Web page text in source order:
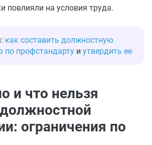
повлияли на условия труда.
как составить должностную
по профстандарту и утвердить ее
и что нельзя
ограничения по